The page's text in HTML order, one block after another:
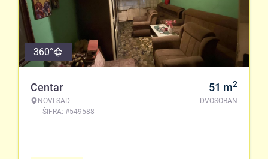
360°
Centar
NOVI SAD
ŠIFRA: #549588
51 m2
DVOSOBAN